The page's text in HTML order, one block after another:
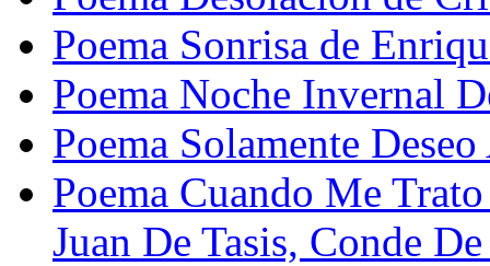
Poema Sonrisa de
Poema Noche Invernal
Poema Solamente
Poema Cuando Me
Juan De Tasis, Conde